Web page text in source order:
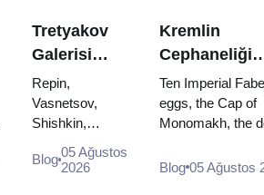
Tretyakov
Galerisi
Başyapıtları:
Görülecek
Eserler İçin
Seyahat
Planı
Repin,
Vasnetsov,
Shishkin,
and Surikov —
Blog05 Ağustos
2026
Kremlin
Cephaneliği
Hazineleri:
Faberge
Yumurtaları,
Giyme
Ten Imperial
eggs, the Cap of
Monomakh, the
and the
Blog 05 Ağustos